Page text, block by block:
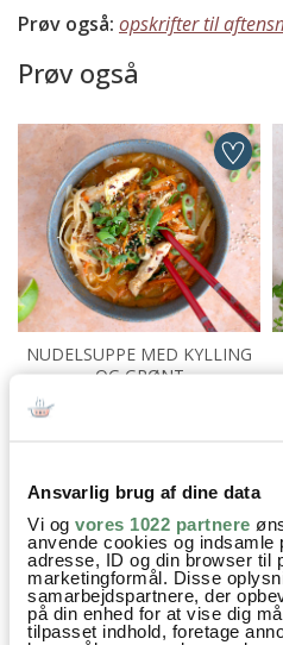
Ansvarlig brug af dine data
Vi og vores 1022 partnere
anvende cookies og indsamle
adresse, ID og din browser til
marketingformål. Disse
samarbejdspartnere, der
på din enhed for at vise dig
tilpasset indhold, foretage
Prøv også: opskrifter til
Prøv også
NUDELSUPPE MED KYLLING
OG GRØNT
Salat Kylling
Koriander Chili Sesamfrø